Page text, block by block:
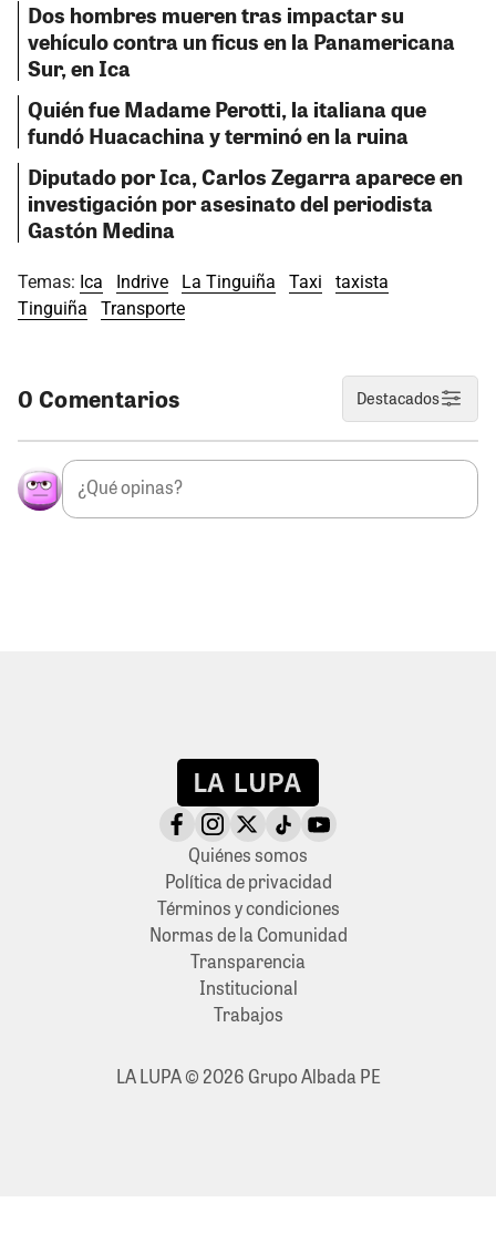
Dos hombres mueren tras impactar su
vehículo contra un ficus en la Panamericana
Sur, en Ica
Quién fue Madame Perotti, la italiana que
fundó Huacachina y terminó en la ruina
Diputado por Ica, Carlos Zegarra aparece en
investigación por asesinato del periodista
Gastón Medina
Temas: Ica Indrive La Tinguiña Taxi
taxista
Tinguiña
Transporte
0 Comentarios Destacados
Quiénes somos
Política de privacidad
Términos y condiciones
Normas de la Comunidad
Transparencia
Institucional
Trabajos
LA LUPA © 2026 Grupo Albada PE